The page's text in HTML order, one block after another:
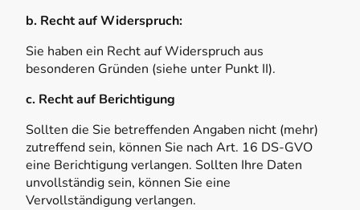
b. Recht auf Widerspruch:
Sie haben ein Recht auf Widerspruch aus
besonderen Gründen (siehe unter Punkt II).
c. Recht auf Berichtigung
Sollten die Sie betreffenden Angaben nicht (mehr)
zutreffend sein, können Sie nach Art. 16 DS-GVO
eine Berichtigung verlangen. Sollten Ihre Daten
unvollständig sein, können Sie eine
Vervollständigung verlangen.